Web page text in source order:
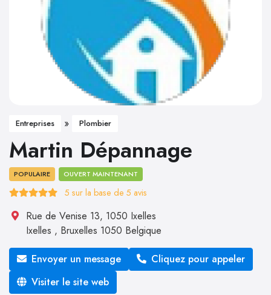
Entreprises » Plombier
Martin Dépannage
POPULAIRE OUVERT MAINTENANT
5 sur la base de 5 avis
Rue de Venise 13, 1050 Ixelles
Ixelles , Bruxelles 1050 Belgique
Envoyer un message
Cliquez pour appeler
Visiter le site web